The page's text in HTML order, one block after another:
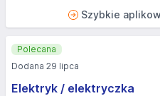
Szybkie
Elektryk / elektryczka
Polecana
Dodana 29 lipca